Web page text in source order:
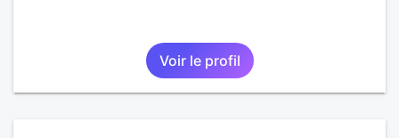
Voir le profil